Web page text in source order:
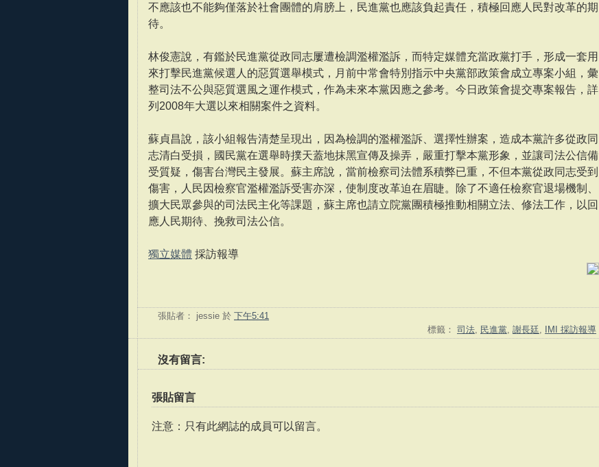
不應該也不能夠僅落於社會團體的肩膀上，民進黨也應該負起責任，積極回應人民對改革的期
待。
林俊憲說，有鑑於民進黨從政同志屢遭檢調濫權濫訴，而特定媒體充當政黨打手，形成一套用
來打擊民進黨候選人的惡質選舉模式，月前中常會特別指示中央黨部政策會成立專案小組，彙
整司法不公與惡質選風之運作模式，作為未來本黨因應之參考。今日政策會提交專案報告，詳
列2008年大選以來相關案件之資料。
蘇貞昌說，該小組報告清楚呈現出，因為檢調的濫權濫訴、選擇性辦案，造成本黨許多從政同
志清白受損，國民黨在選舉時撲天蓋地抹黑宣傳及操弄，嚴重打擊本黨形象，並讓司法公信備
受質疑，傷害台灣民主發展。蘇主席說，當前檢察司法體系積弊已重，不但本黨從政同志受到
傷害，人民因檢察官濫權濫訴受害亦深，使制度改革迫在眉睫。除了不適任檢察官退場機制、
擴大民眾參與的司法民主化等課題，蘇主席也請立院黨團積極推動相關立法、修法工作，以回
應人民期待、挽救司法公信。
獨立媒體 採訪報導
張貼者： jessie 於 下午5:41
標籤： 司法 民進黨 謝長廷 IMI 採訪報導
沒有留言:
張貼留言
注意：只有此網誌的成員可以留言。